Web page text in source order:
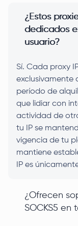
¿Estos
dedicados
usuario?
Sí. Cada proxy
exclusivamente
período de
que lidiar con
actividad de
tu IP se
vigencia de tu
mantiene
IP es
¿Ofrecen
SOCKS5 en